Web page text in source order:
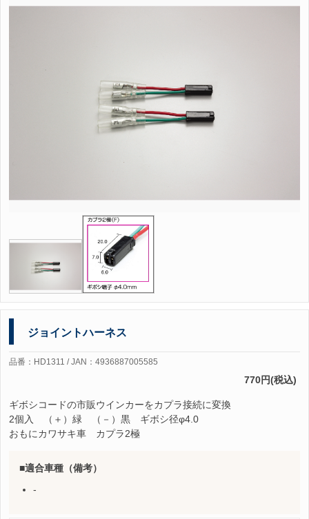
ジョイントハーネス
品番：HD1311 / JAN：4936887005585
770円(税込)
ギボシコードの市販ウインカーをカプラ接続に変換
2個入 （＋）緑 （－）黒 ギボシ径φ4.0
おもにカワサキ車 カプラ2極
適合車種（備考）
-